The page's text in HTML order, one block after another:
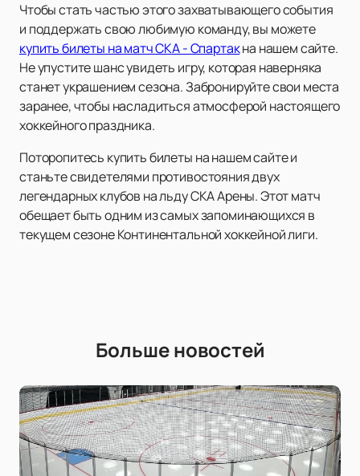
Чтобы стать частью этого захватывающего события
и поддержать свою любимую команду, вы можете
купить билеты на матч СКА - Спартакна нашем сайте.
Не упустите шанс увидеть игру, которая наверняка
станет украшением сезона. Забронируйте свои места
заранее, чтобы насладиться атмосферой настоящего
хоккейного праздника.
Поторопитесь купить билеты на нашем сайте и
станьте свидетелями противостояния двух
легендарных клубов на льду СКА Арены. Этот матч
обещает быть одним из самых запоминающихся в
текущем сезоне Континентальной хоккейной лиги.
Больше новостей